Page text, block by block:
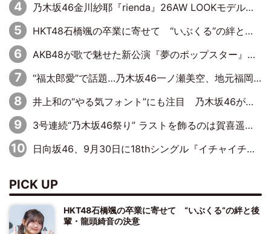
乃木坂46金川紗耶『rienda』26AW LOOKモデルに就任
HKT48石橋颯の卒業に寄せて “いぶくる”の絆と後輩・龍頭綺音の決意
AKB48が歌で魅せた新公演『夢のポップスター』 初日から全身全霊のステージ
“福太郎愛”で話題…乃木坂46一ノ瀬美空、地元福岡『めんべい25周年トップサポーター』に就任
井上和の“やる気フォント”にも注目 乃木坂46が挑んだ書道パフォーマンスの舞台裏
3号連続“乃木坂46祭り” ラストを飾るのは賀喜遥香…5年ぶりの登場に「5年分大人になった私を見ていただけたら」
日向坂46、9月30日に18thシングル『イチャイチャ虫』の発売決定！ フォーメーションは『日向坂で会いましょう』にて発表
PICK UP
HKT48石橋颯の卒業に寄せて “いぶくる”の絆と後
輩・龍頭綺音の決意